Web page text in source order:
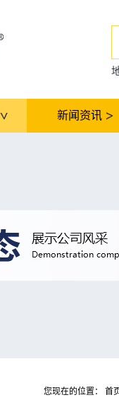
新闻资讯
您现在的位置： 首